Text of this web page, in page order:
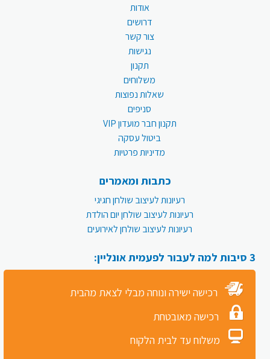
אודות
דרושים
צור קשר
נגישות
תקנון
משלוחים
שאלות נפוצות
סניפים
תקנון חבר מועדון VIP
ביטול עסקה
מדיניות פרטיות
כתבות ומאמרים
רעיונות לעיצוב שולחן חגיגי
רעיונות לעיצוב שולחן יום הולדת
רעיונות לעיצוב שולחן לאירועים
3 סיבות למה לעבור לפעמית אונליין:
רכישה ישירה ונוחה מבלי לצאת מהבית
רכישה מאובטחת
משלוח עד לבית הלקוח